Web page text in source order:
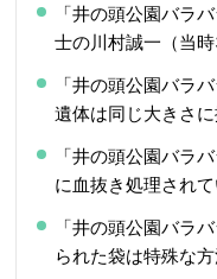
「井の頭公園バラ
士の川村誠一（当時
「井の頭公園バラ
遺体は同じ大きさ
「井の頭公園バ
に血抜き処理されて
「井の頭公園バ
られた袋は特殊な